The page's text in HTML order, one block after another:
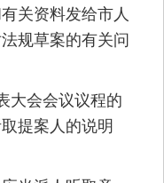
关资料发给市人
规草案的有关问
会会议议程的
提案人的说明